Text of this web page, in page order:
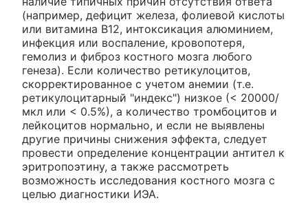
(например, дефицит железа, фолиевой кислоты
или витамина В12, интоксикация алюминием,
инфекция или воспаление, кровопотеря,
гемолиз и фиброз костного мозга любого
генеза). Если количество ретикулоцитов,
скорректированное с учетом анемии (т.е.
ретикулоцитарный "индекс") низкое (< 20000/
мкл или < 0.5%), а количество тромбоцитов и
лейкоцитов нормально, и если не выявлены
другие причины снижения эффекта, следует
провести определение концентрации антител к
эритропоэтину, а также рассмотреть
возможность исследования костного мозга с
целью диагностики ИЭА.